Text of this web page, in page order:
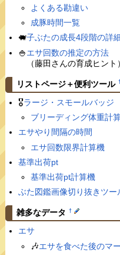
よくある勘違い
成豚時間一覧
🐖子ぶたの成長4段階の詳
🍚エサ回数の推定の方法
（藤田さんの育成ヒント）
リストページ＋便利ツール
🎖ラージ・スモールバッジ
ブリーディング体重計
エサやり間隔の時間
エサ回数限界計算機
基準出荷pt
基準出荷pt計算機
ぶた図鑑画像切り抜きツー
雑多なデータ †
エサ
🎶エサを食べた後のマ